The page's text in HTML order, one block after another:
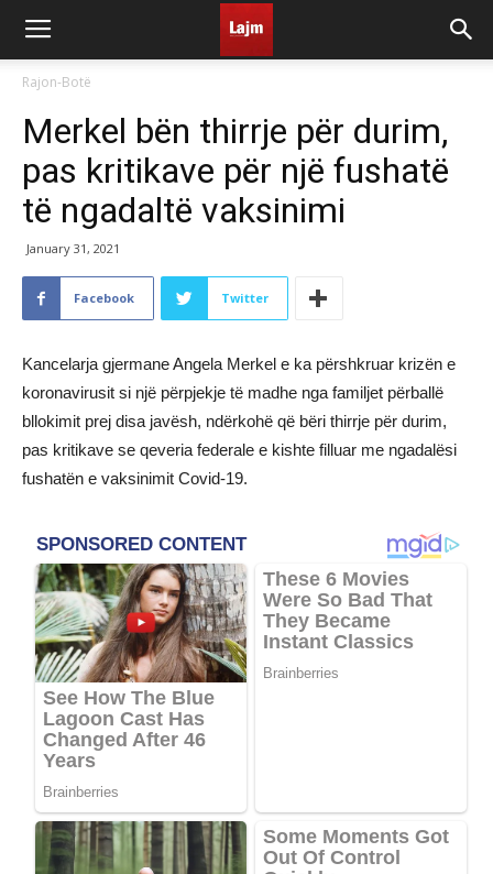
Rajon-Botë
Merkel bën thirrje për durim,
pas kritikave për një fushatë
të ngadaltë vaksinimi
January 31, 2021
Facebook Twitter
Kancelarja gjermane Angela Merkel e ka përshkruar krizën e
koronavirusit si një përpjekje të madhe nga familjet përballë
bllokimit prej disa javësh, ndërkohë që bëri thirrje për durim,
pas kritikave se qeveria federale e kishte filluar me ngadalësi
fushatën e vaksinimit Covid-19.